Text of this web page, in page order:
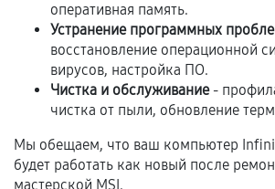
Гарантия на выполненные работы
сохраняться полностью или
соблюдены следующие условия:
Предоставленные детали
техническим параметрам и не
Установка была выполнена
центром.
оперативная память.
Устранение программных
восстановление операционной
вирусов, настройка ПО.
Чистка и обслуживание-
чистка от пыли, обновление
Мы обещаем, что ваш компьютер
будет работать как новый после
мастерской MSI.